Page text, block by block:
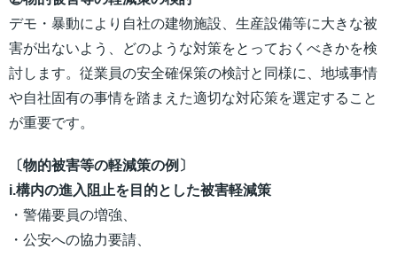
デモ・暴動により自社の建物施設、生産設備等に大きな被
害が出ないよう、どのような対策をとっておくべきかを検
討します。従業員の安全確保策の検討と同様に、地域事情
や自社固有の事情を踏まえた適切な対応策を選定すること
が重要です。
〔物的被害等の軽減策の例〕
i.構内の進入阻止を目的とした被害軽減策
・警備要員の増強、
・公安への協力要請、